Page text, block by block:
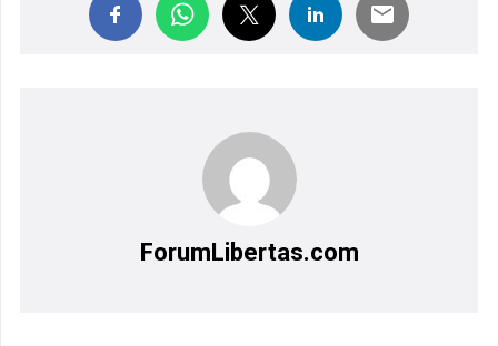
ForumLibertas.com